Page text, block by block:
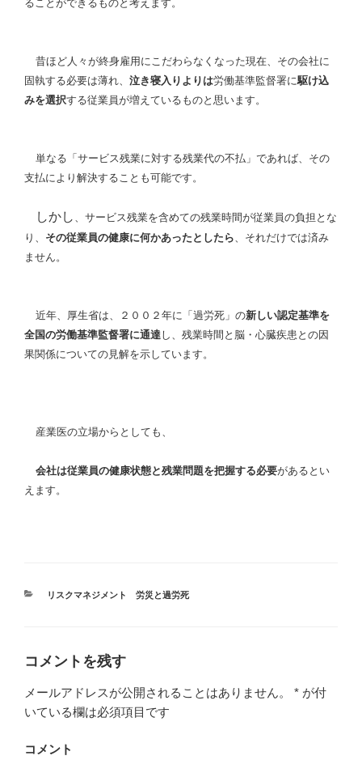
ることができるものと考えます。
昔ほど人々が終身雇用にこだわらなくなった現在、その会社に
固執する必要は薄れ、 泣き寝入りよりは労働基準監督署に駆け込
みを選択する従業員が増えているものと思います。
単なる「サービス残業に対する残業代の不払」であれば、その
支払により解決することも可能です。
しかし 、サービス残業を含めての残業時間が従業員の負担とな
り、 その従業員の健康に何かあったとしたら、それだけでは済み
ません。
近年、厚生省は、２００２年に 「過労死」の新しい認定基準を
全国の労働基準監督署に通達し、 残業時間と脳・心臓疾患との因
果関係についての見解を示しています。
産業医の立場からとしても、
会社は従業員の健康状態と残業問題を把握する必要があるとい
えます。
カ
ー
リスクマネジメント 労災と過労死
コメントを残す
メールアドレスが公開されることはありません。 * が付
いている欄は必須項目です
コメント